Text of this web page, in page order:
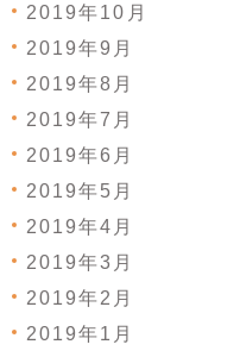
2019年10月
2019年9月
2019年8月
2019年7月
2019年6月
2019年5月
2019年4月
2019年3月
2019年2月
2019年1月